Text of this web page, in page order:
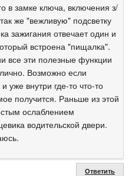
в замке ключа, включения з/
же "вежливую" подсветку
зажигания отвечает один и
встроена "пищалка".
все эти полезные функции
Возможно если
уже внутри где-то что-то
получится. Раньше из этой
ослаблением
водительской двери.
Ответить